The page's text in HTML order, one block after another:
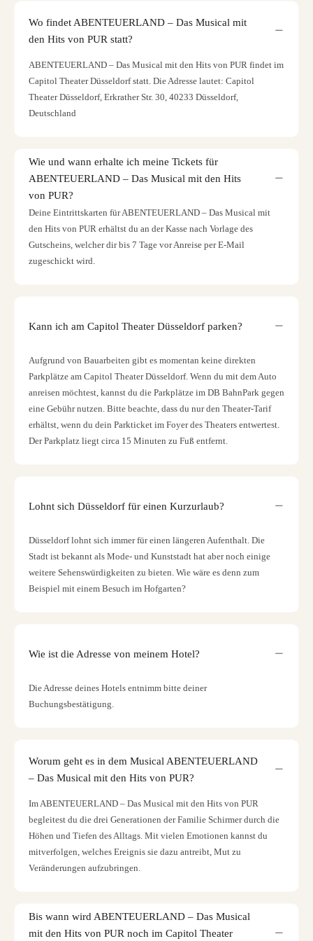
Wo findet ABENTEUERLAND – Das Musical mit
den Hits von PUR statt?
ABENTEUERLAND – Das Musical mit den Hits von PUR findet im
Capitol Theater Düsseldorf statt. Die Adresse lautet: Capitol
Theater Düsseldorf, Erkrather Str. 30, 40233 Düsseldorf,
Deutschland
Wie und wann erhalte ich meine Tickets für
ABENTEUERLAND – Das Musical mit den Hits
von PUR?
Deine Eintrittskarten für ABENTEUERLAND – Das Musical mit
den Hits von PUR erhältst du an der Kasse nach Vorlage des
Gutscheins, welcher dir bis 7 Tage vor Anreise per E-Mail
zugeschickt wird.
Kann ich am Capitol Theater Düsseldorf parken?
Aufgrund von Bauarbeiten gibt es momentan keine direkten
Parkplätze am Capitol Theater Düsseldorf. Wenn du mit dem Auto
anreisen möchtest, kannst du die Parkplätze im DB BahnPark gegen
eine Gebühr nutzen. Bitte beachte, dass du nur den Theater-Tarif
erhältst, wenn du dein Parkticket im Foyer des Theaters entwertest.
Der Parkplatz liegt circa 15 Minuten zu Fuß entfernt.
Lohnt sich Düsseldorf für einen Kurzurlaub?
Düsseldorf lohnt sich immer für einen längeren Aufenthalt. Die
Stadt ist bekannt als Mode- und Kunststadt hat aber noch einige
weitere Sehenswürdigkeiten zu bieten. Wie wäre es denn zum
Beispiel mit einem Besuch im Hofgarten?
Wie ist die Adresse von meinem Hotel?
Die Adresse deines Hotels entnimm bitte deiner
Buchungsbestätigung.
Worum geht es in dem Musical ABENTEUERLAND
– Das Musical mit den Hits von PUR?
Im ABENTEUERLAND – Das Musical mit den Hits von PUR
begleitest du die drei Generationen der Familie Schirmer durch die
Höhen und Tiefen des Alltags. Mit vielen Emotionen kannst du
mitverfolgen, welches Ereignis sie dazu antreibt, Mut zu
Veränderungen aufzubringen.
Bis wann wird ABENTEUERLAND – Das Musical
mit den Hits von PUR noch im Capitol Theater